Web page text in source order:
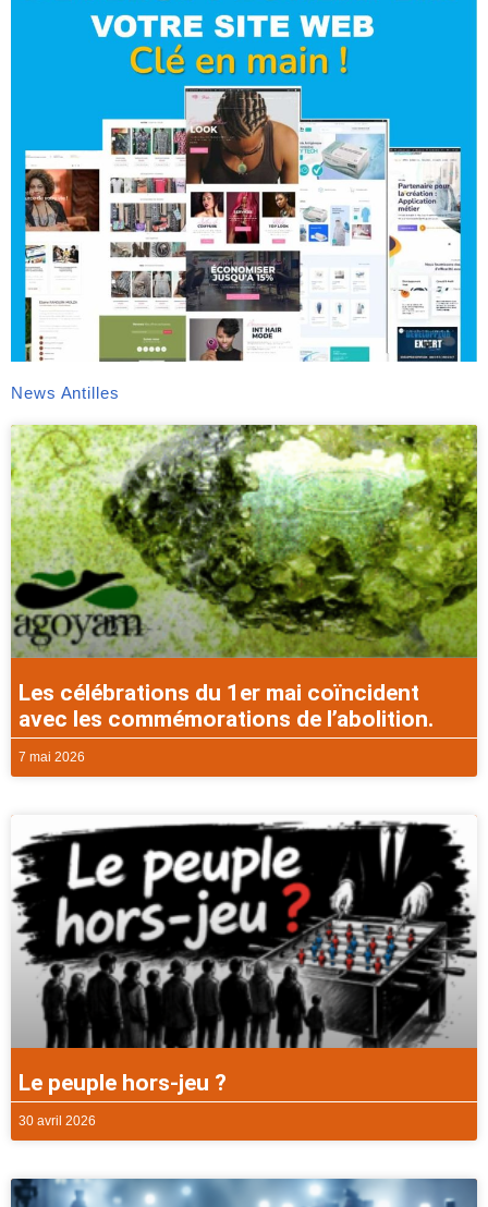
News Antilles
Les célébrations du 1er mai coïncident
avec les commémorations de l’abolition.
7 mai 2026
Le peuple hors-jeu ?
30 avril 2026